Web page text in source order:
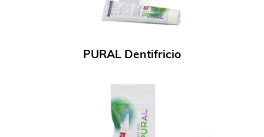
PURAL Dentifricio